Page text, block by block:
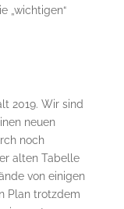
„wichtigen“
2019. Wir sind
neuen
noch
alten Tabelle
von einigen
Plan trotzdem